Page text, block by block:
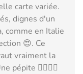
carte variée.
dignes d'un
comme en Italie
😍. Ce
vraiment la
pépite 👌🏻👍🏻